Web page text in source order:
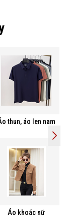
thun, áo len nam
Áo khoác nữ